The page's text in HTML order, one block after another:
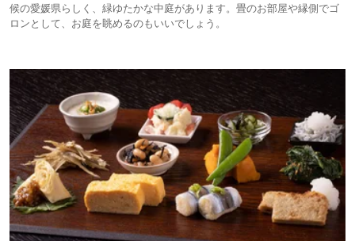
候の愛媛県らしく、緑ゆたかな中庭があります。畳のお部屋や縁側でゴ
ロンとして、お庭を眺めるのもいいでしょう。